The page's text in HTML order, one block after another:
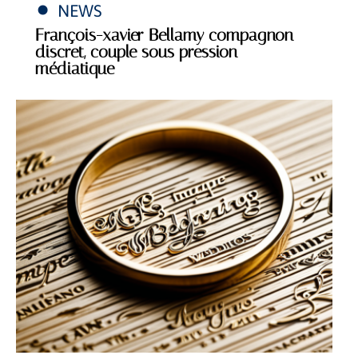
NEWS
François-xavier Bellamy compagnon
discret, couple sous pression
médiatique